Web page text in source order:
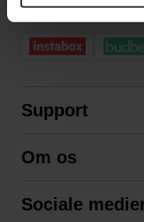
Support
Betingelser
Om os
Sociale